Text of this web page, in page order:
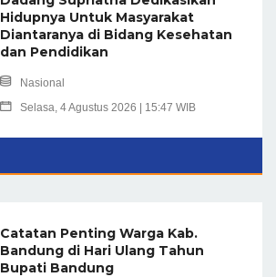
Hidupnya Untuk Masyarakat
Diantaranya di Bidang Kesehatan
dan Pendidikan
Nasional
Selasa, 4 Agustus 2026 | 15:47 WIB
Catatan Penting Warga Kab.
Bandung di Hari Ulang Tahun
Bupati Bandung